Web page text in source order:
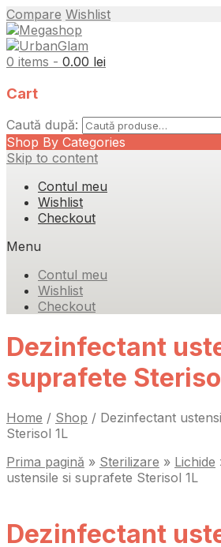
Compare Wishlist
0 items - 0.00 lei
Cart
Caută după:
Shop By Categories
Skip to content
Contul meu
Wishlist
Checkout
Menu
Contul meu
Wishlist
Checkout
Dezinfectant
suprafete
Home / Shop / Dezinfectant
Sterisol 1L
Prima pagină » Sterilizare » Lichide
ustensile si suprafete Sterisol 1L
Dezinfectant